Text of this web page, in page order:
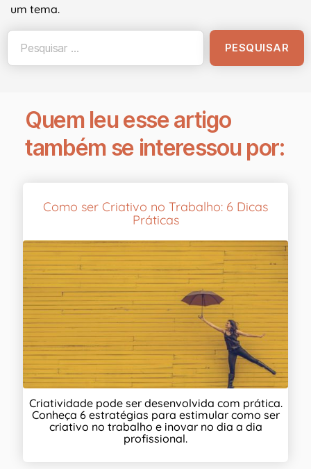
um tema.
Quem leu esse artigo
também se interessou por:
Como ser Criativo no Trabalho: 6 Dicas
Práticas
Criatividade pode ser desenvolvida com prática.
Conheça 6 estratégias para estimular como ser
criativo no trabalho e inovar no dia a dia
profissional.